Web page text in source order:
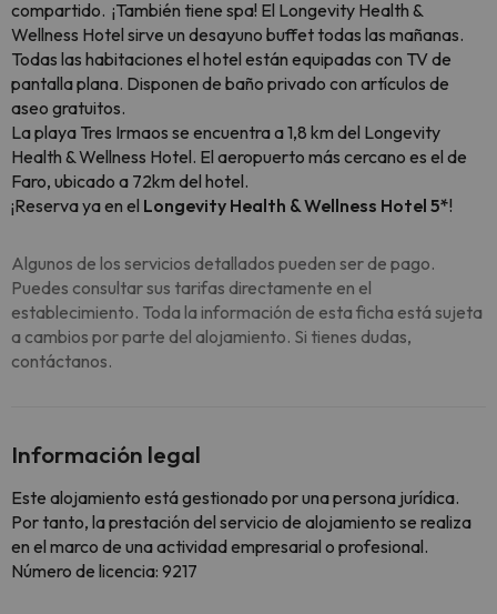
compartido. ¡También tiene spa! El Longevity Health &
Wellness Hotel sirve un desayuno buffet todas las mañanas.
Todas las habitaciones el hotel están equipadas con TV de
pantalla plana. Disponen de baño privado con artículos de
aseo gratuitos.
La playa Tres Irmaos se encuentra a 1,8 km del Longevity
Health & Wellness Hotel. El aeropuerto más cercano es el de
Faro, ubicado a 72km del hotel.
¡Reserva ya en el Longevity Health & Wellness Hotel 5*!
Algunos de los servicios detallados pueden ser de pago.
Puedes consultar sus tarifas directamente en el
establecimiento. Toda la información de esta ficha está sujeta
a cambios por parte del alojamiento. Si tienes dudas,
contáctanos.
Información legal
Este alojamiento está gestionado por una persona jurídica.
Por tanto, la prestación del servicio de alojamiento se realiza
en el marco de una actividad empresarial o profesional.
Número de licencia: 9217